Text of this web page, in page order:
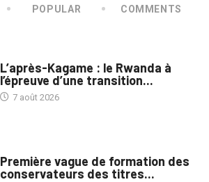
POPULAR COMMENTS
L’après-Kagame : le Rwanda à
l’épreuve d’une transition...
7 août 2026
Première vague de formation des
conservateurs des titres...